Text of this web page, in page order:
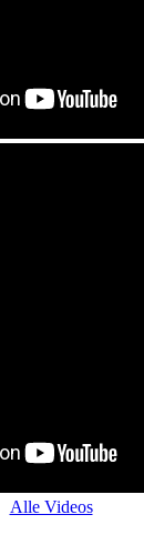
Alle Videos